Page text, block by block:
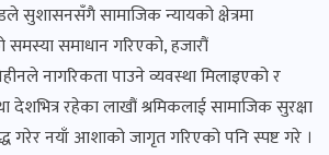
सुशासनसँगै सामाजिक न्यायको क्षेत्रमा
समस्या समाधान गरिएको, हजारौं
नागरिकता पाउने व्यवस्था मिलाइएको र
देशभित्र रहेका लाखौं श्रमिकलाई सामाजिक सुरक्षा
गरेर नयाँ आशाको जागृत गरिएको पनि स्पष्ट गरे ।